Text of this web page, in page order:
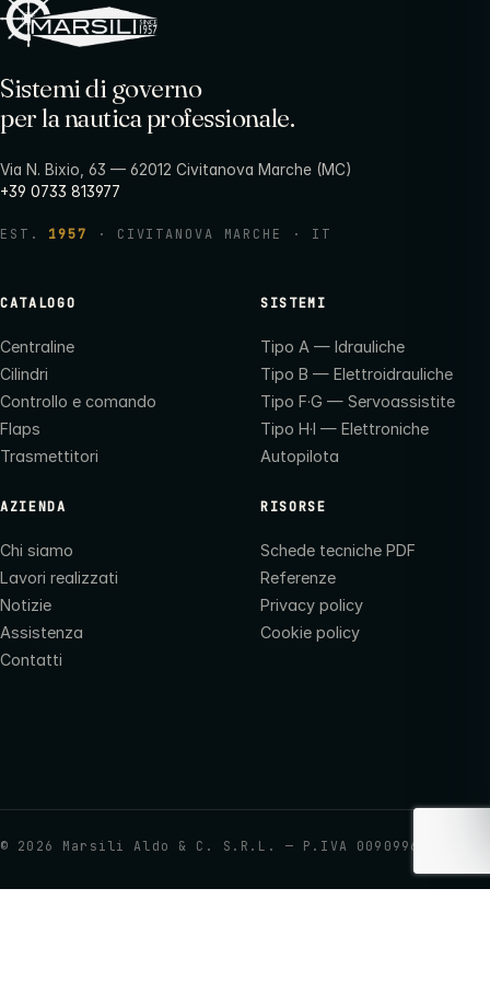
Sistemi di governo
per la nautica professionale.
Via N. Bixio, 63 — 62012 Civitanova Marche (MC)
+39 0733 813977
EST. 1957 · CIVITANOVA MARCHE · IT
CATALOGO
Centraline
Cilindri
Controllo e comando
Flaps
Trasmettitori
SISTEMI
Tipo A — Idrauliche
Tipo B — Elettroidrauliche
Tipo F·G — Servoassistite
Tipo H·I — Elettroniche
Autopilota
AZIENDA
Chi siamo
Lavori realizzati
Notizie
Assistenza
Contatti
RISORSE
Schede tecniche PDF
Referenze
Privacy policy
Cookie policy
© 2026 Marsili Aldo & C. S.R.L. — P.IVA 00909960437